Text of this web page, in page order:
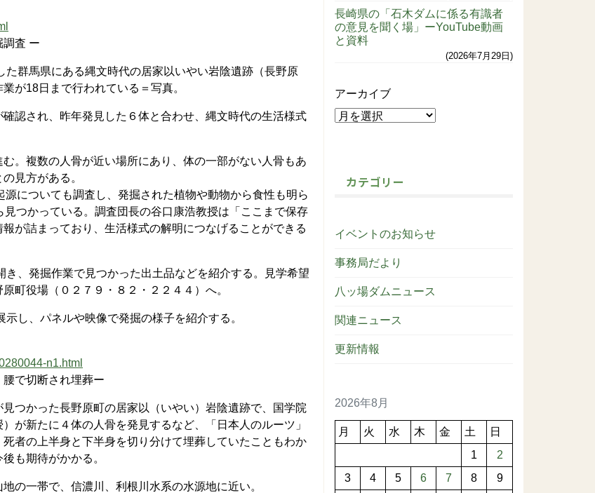
査 ー
群馬県にある縄文時代の居家以いやい岩陰遺跡（長野原
が18日まで行われている＝写真。
認され、昨年発見した６体と合わせ、縄文時代の生活様式
。複数の人骨が近い場所にあり、体の一部がない人骨もあ
見方がある。
についても調査し、発掘された植物や動物から食性も明ら
つかっている。調査団長の谷口康浩教授は「ここまで保存
が詰まっており、生活様式の解明につなげることができる
、発掘作業で見つかった出土品などを紹介する。見学希望
町役場（０２７９・８２・２２４４）へ。
し、パネルや映像で発掘の様子を紹介する。
n1.html
で切断され埋葬ー
つかった長野原町の居家以（いやい）岩陰遺跡で、国学院
が新たに４体の人骨を発見するなど、「日本人のルーツ」
者の上半身と下半身を切り分けて埋葬していたこともわか
後も期待がかかる。
の一帯で、信濃川、利根川水系の水源地に近い。
長崎県の「石木ダムに係る有識者
の意見を聞く場」ーYouTube動画
と資料
2026年7月29日
アーカイブ
カテゴリー
イベントのお知らせ
事務局だより
八ッ場ダムニュース
関連ニュース
更新情報
2026年8月
月 火 水 木 金 土
日
1
2
3
4 5 6 7 8
9